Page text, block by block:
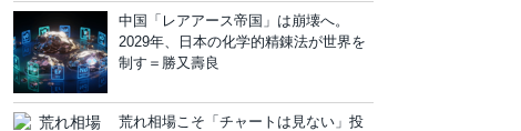
中国「レアアース帝国」は崩壊へ。
2029年、日本の化学的精錬法が世界を
制す＝勝又壽良
荒れ相場こそ「チャートは見ない」投